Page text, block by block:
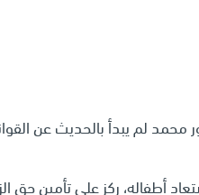
محمد لم يبدأ بالحديث عن
أطفاله، ركز على تأمين حق